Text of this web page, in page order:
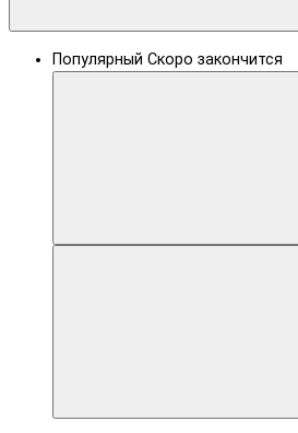
Популярный Скоро закончится